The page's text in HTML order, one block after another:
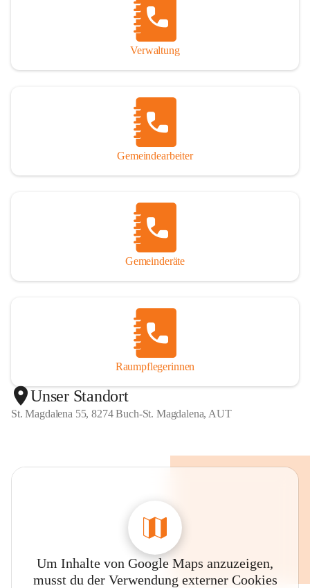
Verwaltung
Gemeindearbeiter
Gemeinderäte
Raumpflegerinnen
Unser Standort
St. Magdalena 55, 8274 Buch-St. Magdalena, AUT
Um Inhalte von Google Maps anzuzeigen,
musst du der Verwendung externer Cookies